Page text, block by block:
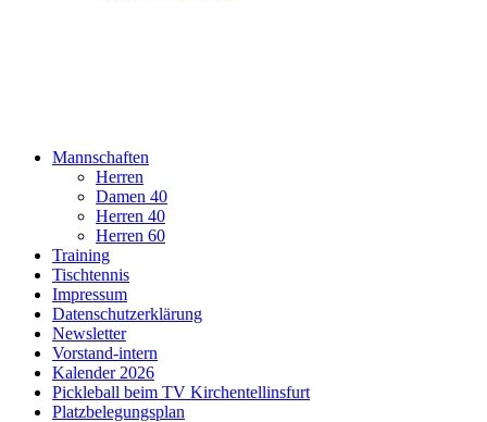
Mannschaften
Herren
Damen 40
Herren 40
Herren 60
Training
Tischtennis
Impressum
Datenschutzerklärung
Newsletter
Vorstand-intern
Kalender 2026
Pickleball beim TV Kirchentellinsfurt
Platzbelegungsplan